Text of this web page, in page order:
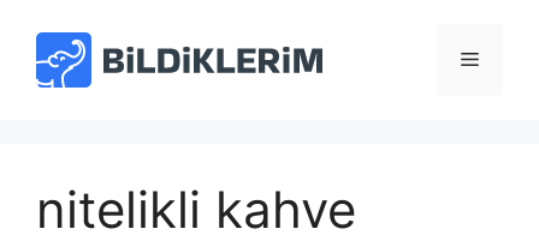
Menü
nitelikli kahve